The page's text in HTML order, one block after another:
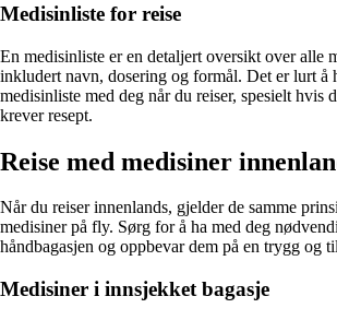
Medisinliste for reise
En medisinliste er en detaljert oversikt over alle
inkludert navn, dosering og formål. Det er lurt å
medisinliste med deg når du reiser, spesielt hvis
krever resept.
Reise med medisiner
Når du reiser innenlands, gjelder de samme
medisiner på fly. Sørg for å ha med deg
håndbagasjen og oppbevar dem på en trygg og
Medisiner i innsjekket bagasje